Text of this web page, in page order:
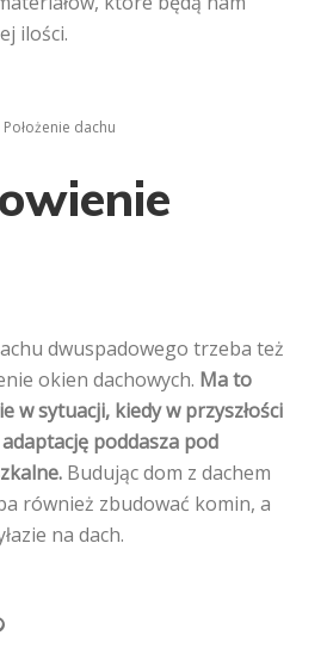
ilości.
Położenie dachu
dwuspadowego trzeba też
okien dachowych. Ma to
w sytuacji, kiedy w przyszłości
poddasza pod
Budując dom z dachem
również zbudować komin, a
na dach.
Pinterest